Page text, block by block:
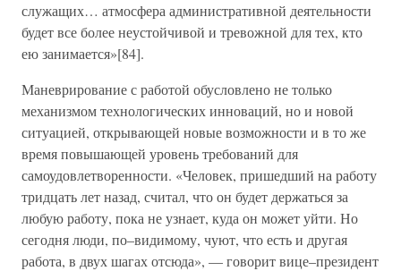
служащих… атмосфера административной деятельности
будет все более неустойчивой и тревожной для тех, кто
ею занимается»[84].
Маневрирование с работой обусловлено не только
механизмом технологических инноваций, но и новой
ситуацией, открывающей новые возможности и в то же
время повышающей уровень требований для
самоудовлетворенности. «Человек, пришедший на работу
тридцать лет назад, считал, что он будет держаться за
любую работу, пока не узнает, куда он может уйти. Но
сегодня люди, по–видимому, чуют, что есть и другая
работа, в двух шагах отсюда», — говорит вице–президент